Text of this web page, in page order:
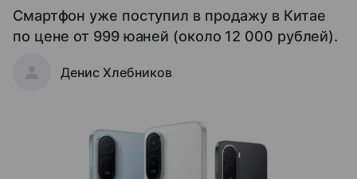
Смартфон уже поступил в продажу в Китае
по цене от 999 юаней (около 12 000 рублей).
Денис Хлебников